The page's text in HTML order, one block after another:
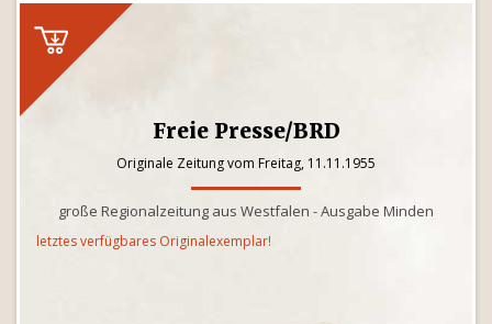
Freie Presse/BRD
Originale Zeitung vom Freitag, 11.11.1955
große Regionalzeitung aus Westfalen - Ausgabe Minden
letztes verfügbares Originalexemplar!